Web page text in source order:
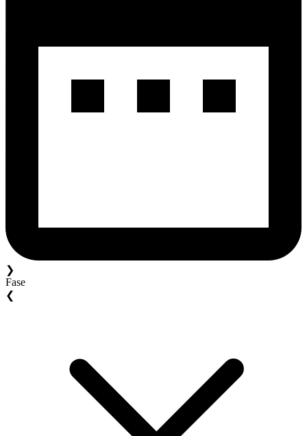
❯
Fase
❮